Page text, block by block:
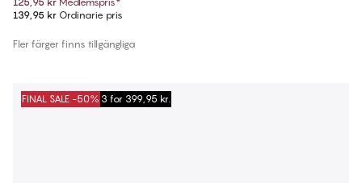
139,95 kr Ordinarie pris
Fler färger finns tillgängliga
FINAL SALE -50% 3 for 399,95 kr.